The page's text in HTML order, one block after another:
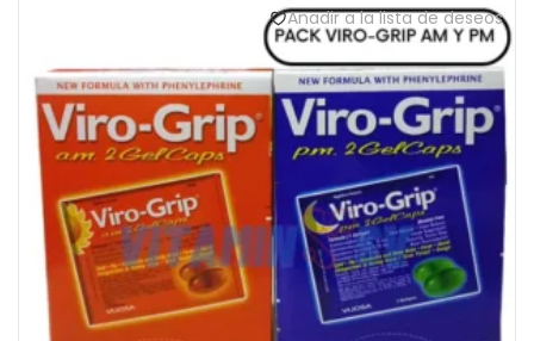
Añadir a la lista de deseos